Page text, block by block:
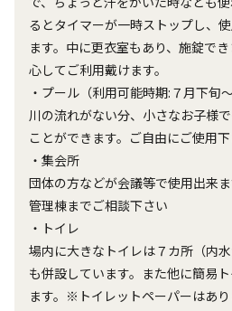
るとタイマーが一時ストップし、
ます。中に更衣室もあり、施錠で
心してご利用戴けます。
・プール（利用可能時期:７月下旬
川の流れがない分、小さなお子様
ことができます。ご自由にご使用下
・集会所
団体の方などが会議等で使用出来
管理棟までご相談下さい
・トイレ
場内に大きなトイレは７カ所（内
も併設しています。また他に簡易
ます。※トイレットペーパーはあ